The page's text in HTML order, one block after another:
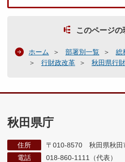
このページの
ホーム 部署別一覧 総
行財政改革
秋田県行
秋田県庁
住所
〒010-8570 秋田県秋田
電話
018-860-1111（代表）